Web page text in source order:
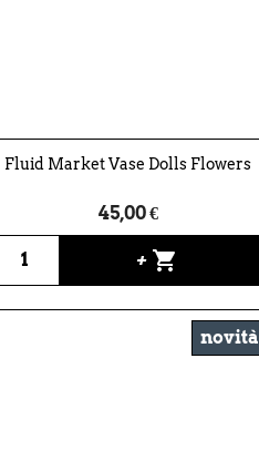
Fluid Market Vase Dolls Flowers
45,00 €
+ shopping_cart
novità